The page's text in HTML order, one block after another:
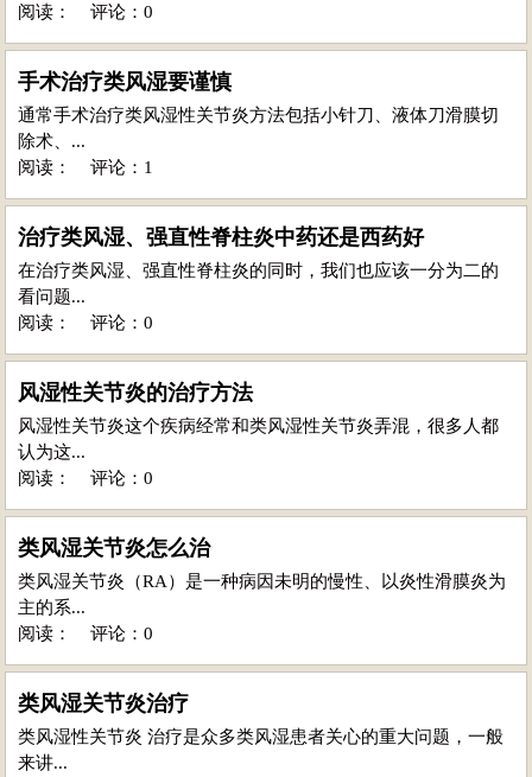
阅读：
评论：0
手术治疗类风湿要谨慎
通常手术治疗类风湿性关节炎方法包括小针刀、液体刀滑膜切
除术、...
阅读：
评论：1
治疗类风湿、强直性脊柱炎中药还是西药好
在治疗类风湿、强直性脊柱炎的同时，我们也应该一分为二的
看问题...
阅读：
评论：0
风湿性关节炎的治疗方法
风湿性关节炎这个疾病经常和类风湿性关节炎弄混，很多人都
认为这...
阅读：
评论：0
类风湿关节炎怎么治
类风湿关节炎（RA）是一种病因未明的慢性、以炎性滑膜炎为
主的系...
阅读：
评论：0
类风湿关节炎治疗
类风湿性关节炎 治疗是众多类风湿患者关心的重大问题，一般
来讲...